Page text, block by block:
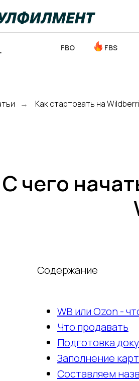
FBO FBS
→ Как стартовать на
С чего
Содержание
WB или Ozon -
Что продавать
Подготовка
Заполнение
Составляем